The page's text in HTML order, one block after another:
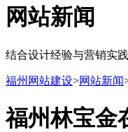
网站新闻
结合设计经验与营销实
福州网站建设>网站新闻
福州林宝金